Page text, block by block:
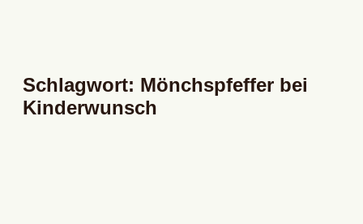
Schlagwort: Mönchspfeffer bei
Kinderwunsch